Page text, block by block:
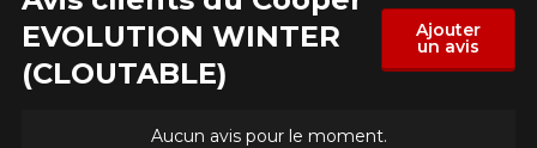
EVOLUTION WINTER
(CLOUTABLE)
Ajouter
un avis
Aucun avis pour le moment.